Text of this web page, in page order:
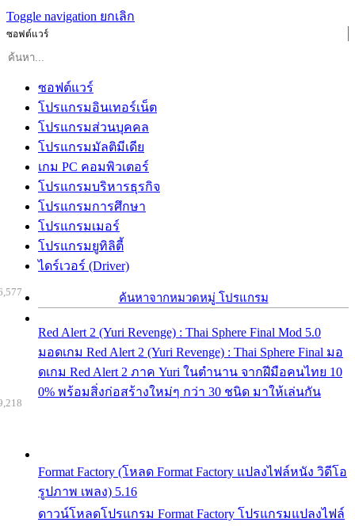
Toggle navigation ยกเลิก
ซอฟต์แวร์
ซอฟต์แวร์
โปรแกรมอินเทอร์เน็ต
โปรแกรมส่วนบุคคล
โปรแกรมมัลติมีเดีย
เกม PC คอมพิวเตอร์
โปรแกรมบริหารธุรกิจ
โปรแกรมการศึกษา
โปรแกรมเมอร์
โปรแกรมยูทิลิตี้
ไดร์เวอร์ (Driver)
ค้นหาจากหมวดหมู่ โปรแกรม
Red Alert 2 (Yuri Revenge) : Thai Sphere Final Mod 5.0
มอดเกม Red Alert 2 (Yuri Revenge) : Thai Sphere Final มอ
ดเกม Red Alert 2 ภาค Yuri ในตำนาน จากฝีมือคนไทย 10
0% พร้อมสิ่งก่อสร้างใหม่ๆ กว่า 30 ชนิด มาให้เล่นกัน
Format Factory (โหลด Format Factory แปลงไฟล์หนัง วิดีโอ
รูปภาพ เพลง) 5.16
ดาวน์โหลดโปรแกรม Format Factory โปรแกรมแปลงไฟล์